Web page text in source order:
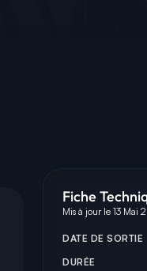
Fiche
Mis à jour le 13 Mai
DATE DE SORTIE
DURÉE